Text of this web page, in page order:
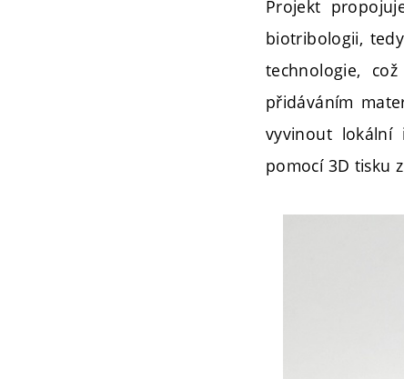
Projekt
biotribologii,
technologie,
přidáváním
vyvinout lokální
pomocí 3D tisku